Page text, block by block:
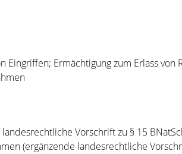
Eingriffen; Ermächtigung zum Erlass von
Vorschrift zu § 15
(ergänzende landesrechtliche